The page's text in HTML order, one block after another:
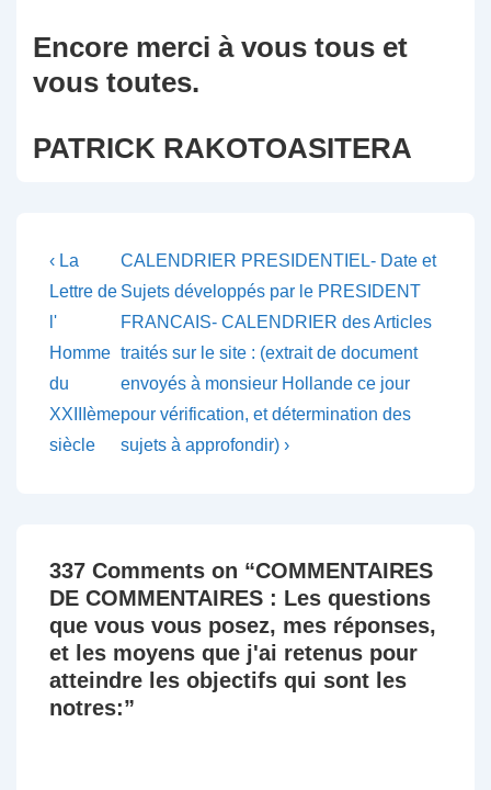
Encore merci à vous tous et
vous toutes.
PATRICK RAKOTOASITERA
Navigation
de
l’article
Previous
Post
is
‹ La
Lettre de
l'
Homme
du
XXIIIème
siècle
Next
Post
is
CALENDRIER PRESIDENTIEL- Date et
Sujets développés par le PRESIDENT
FRANCAIS- CALENDRIER des Articles
traités sur le site : (extrait de document
envoyés à monsieur Hollande ce jour
pour vérification, et détermination des
sujets à approfondir) ›
337 Comments on “COMMENTAIRES
DE COMMENTAIRES : Les questions
que vous vous posez, mes réponses,
et les moyens que j'ai retenus pour
atteindre les objectifs qui sont les
notres:”